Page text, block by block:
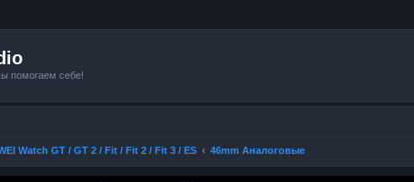
помогаем себе!
Watch GT / GT 2 / Fit / Fit 2 / Fit 3 / ES 46mm Аналоговые